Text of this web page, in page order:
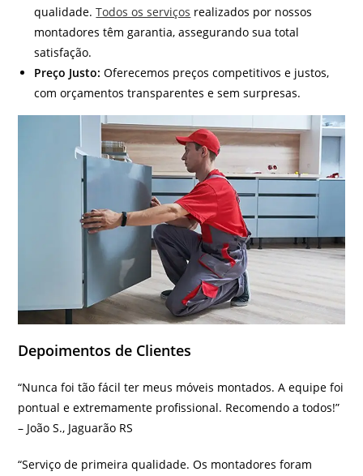
qualidade.Todos os serviços realizados por nossos
montadores têm garantia, assegurando sua total
satisfação.
Preço Justo: Oferecemos preços competitivos e justos,
com orçamentos transparentes e sem surpresas.
Depoimentos de Clientes
“Nunca foi tão fácil ter meus móveis montados. A equipe foi
pontual e extremamente profissional. Recomendo a todos!”
– João S., Jaguarão RS
“Serviço de primeira qualidade. Os montadores foram